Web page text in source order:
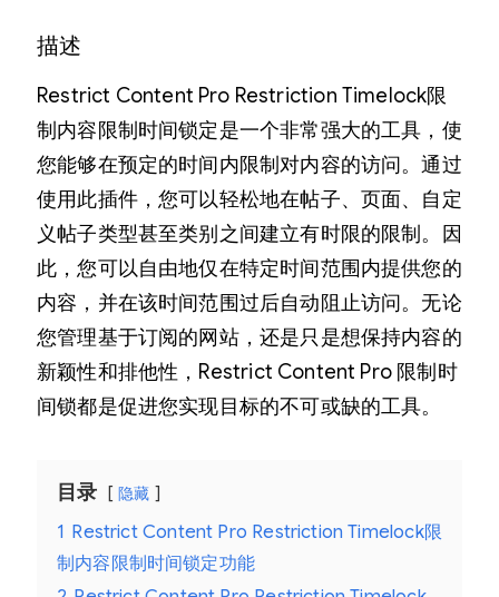
描述
Restrict Content Pro Restriction Timelock限
制内容限制时间锁定是一个非常强大的工具，使
您能够在预定的时间内限制对内容的访问。通过
使用此插件，您可以轻松地在帖子、页面、自定
义帖子类型甚至类别之间建立有时限的限制。
因
此，您可以自由地仅在特定时间范围内提供您的
内容，并在该时间范围过后自动阻止访问。 无论
您管理基于订阅的网站，还是只是想保持内容的
新颖性和排他性，Restrict Content Pro 限制时
间锁都是促进您实现目标的不可或缺的工具。
目录 隐藏
1 Restrict Content Pro Restriction Timelock限
制内容限制时间锁定功能